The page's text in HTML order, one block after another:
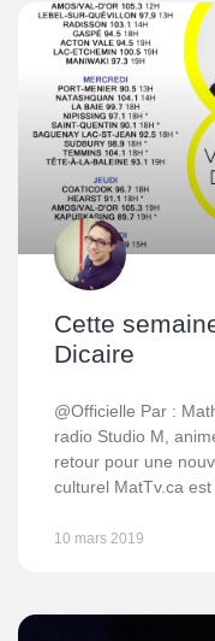
Cette
Dicaire
@Officielle Par :
radio Studio M,
retour pour une
culturel MatTv.ca
10 mars 2019